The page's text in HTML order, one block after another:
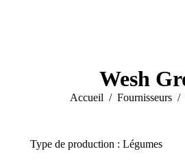
Wesh
Vous êtes ici :
Accueil Fournisseurs
Type de production : Légumes